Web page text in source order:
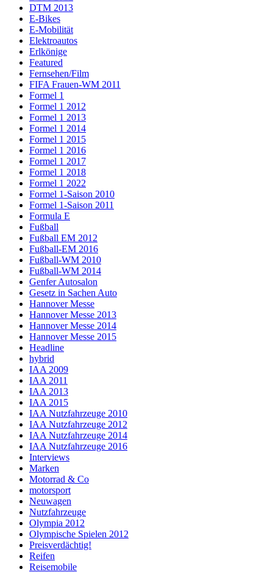
DTM 2013
E-Bikes
E-Mobilität
Elektroautos
Erlkönige
Featured
Fernsehen/Film
FIFA Frauen-WM 2011
Formel 1
Formel 1 2012
Formel 1 2013
Formel 1 2014
Formel 1 2015
Formel 1 2016
Formel 1 2017
Formel 1 2018
Formel 1 2022
Formel 1-Saison 2010
Formel 1-Saison 2011
Formula E
Fußball
Fußball EM 2012
Fußball-EM 2016
Fußball-WM 2010
Fußball-WM 2014
Genfer Autosalon
Gesetz in Sachen Auto
Hannover Messe
Hannover Messe 2013
Hannover Messe 2014
Hannover Messe 2015
Headline
hybrid
IAA 2009
IAA 2011
IAA 2013
IAA 2015
IAA Nutzfahrzeuge 2010
IAA Nutzfahrzeuge 2012
IAA Nutzfahrzeuge 2014
IAA Nutzfahrzeuge 2016
Interviews
Marken
Motorrad & Co
motorsport
Neuwagen
Nutzfahrzeuge
Olympia 2012
Olympische Spielen 2012
Preisverdächtig!
Reifen
Reisemobile